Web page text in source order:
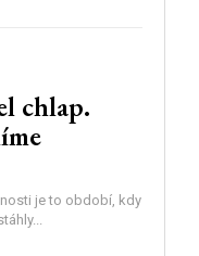
chlap.
je to období, kdy